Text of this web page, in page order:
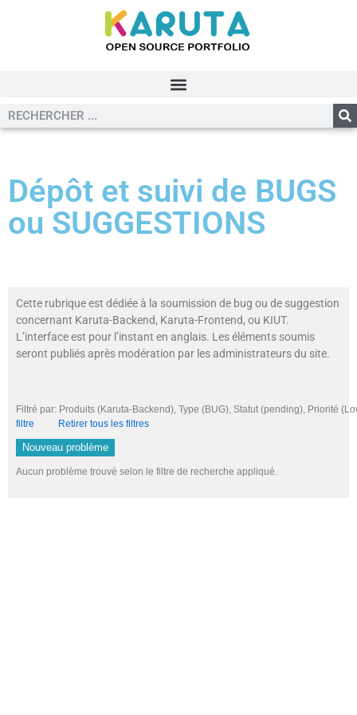
Dépôt et suivi de BUGS
ou SUGGESTIONS
Cette rubrique est dédiée à la soumission de bug ou de suggestion
concernant Karuta-Backend, Karuta-Frontend, ou KIUT.
L’interface est pour l’instant en anglais. Les éléments soumis
seront publiés après modération par les administrateurs du site.
Filtré par: Produits (Karuta-Backend), Type (BUG), Statut (pending),
filtre
Retirer tous les filtres
Nouveau problème
Aucun problème trouvé selon le filtre de recherche appliqué.